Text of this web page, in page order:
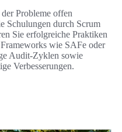
Probleme offen
Schulungen durch Scrum
Sie erfolgreiche Praktiken
wie SAFe oder
Audit-Zyklen sowie
Verbesserungen.